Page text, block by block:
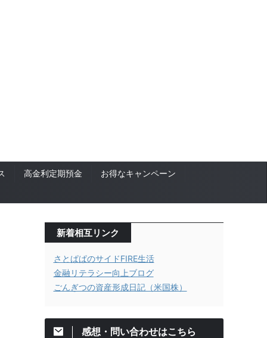
高金利定期預金 お得なキャンペーン
新着相互リンク
さとぱぱのサイドFIRE生活
金融リテラシー向上ブログ
ごんぎつの資産形成日記（米国株）
感想・問い合わせはこちら